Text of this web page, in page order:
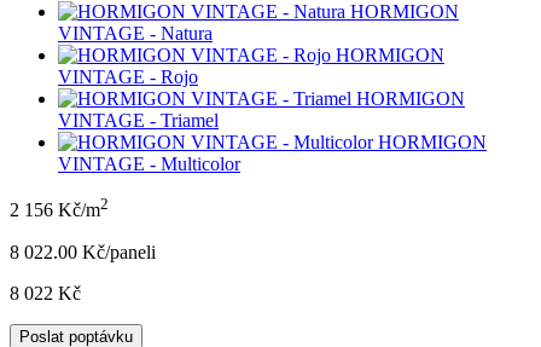
HORMIGON
VINTAGE - Natura
HORMIGON
VINTAGE - Rojo
HORMIGON
VINTAGE - Triamel
HORMIGON
VINTAGE - Multicolor
2 156 Kč/m2
8 022.00 Kč/paneli
8 022 Kč
Poslat poptávku